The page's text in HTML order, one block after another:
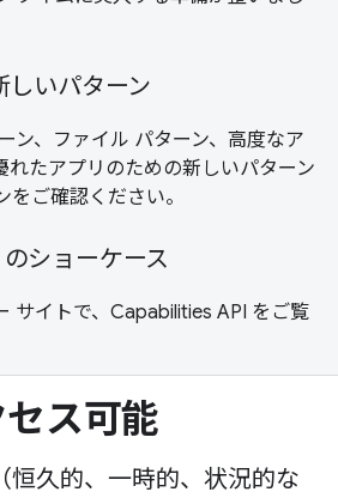
しいパターン
ン、ファイル パターン、高度なア
れたアプリのための新しいパターン
ご確認ください。
ショーケース
サイトで、Capabilities API をご覧
ス可能
恒久的、一時的、状況的な